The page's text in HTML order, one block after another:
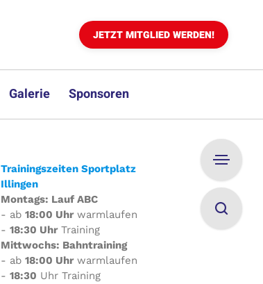
JETZT MITGLIED WERDEN!
Galerie Sponsoren
Trainingszeiten Sportplatz
Illingen
Montags: Lauf ABC
- ab 18:00 Uhrwarmlaufen
- 18:30 UhrTraining
Mittwochs: Bahntraining
- ab 18:00 Uhrwarmlaufen
- 18:30 Uhr Training